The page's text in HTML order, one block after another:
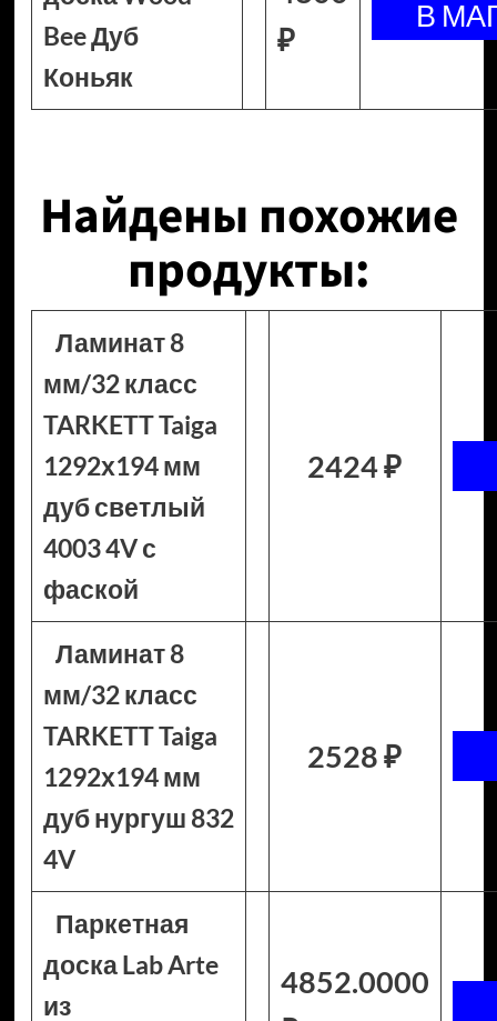
Bee Дуб
Коньяк
₽
Найдены похожие
продукты:
Ламинат 8
мм/32 класс
TARKETT Taiga
1292х194 мм
дуб светлый
4003 4V с
фаской
2424 ₽
Ламинат 8
мм/32 класс
TARKETT Taiga
1292х194 мм
дуб нургуш 832
4V
2528 ₽
Паркетная
доска Lab Arte
из
4852.0000